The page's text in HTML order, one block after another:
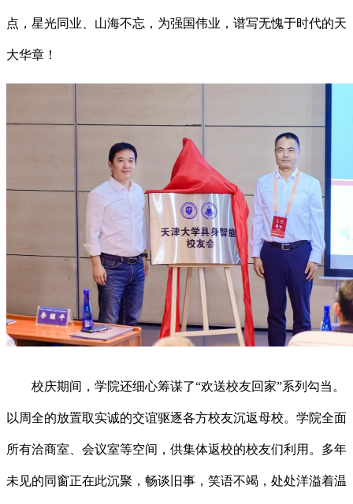
点，星光同业、山海不忘，为强国伟业，谱写无愧于时代的天
大华章！
校庆期间，学院还细心筹谋了“欢送校友回家”系列勾当。
以周全的放置取实诚的交谊驱逐各方校友沉返母校。学院全面
所有洽商室、会议室等空间，供集体返校的校友们利用。多年
未见的同窗正在此沉聚，畅谈旧事，笑语不竭，处处洋溢着温